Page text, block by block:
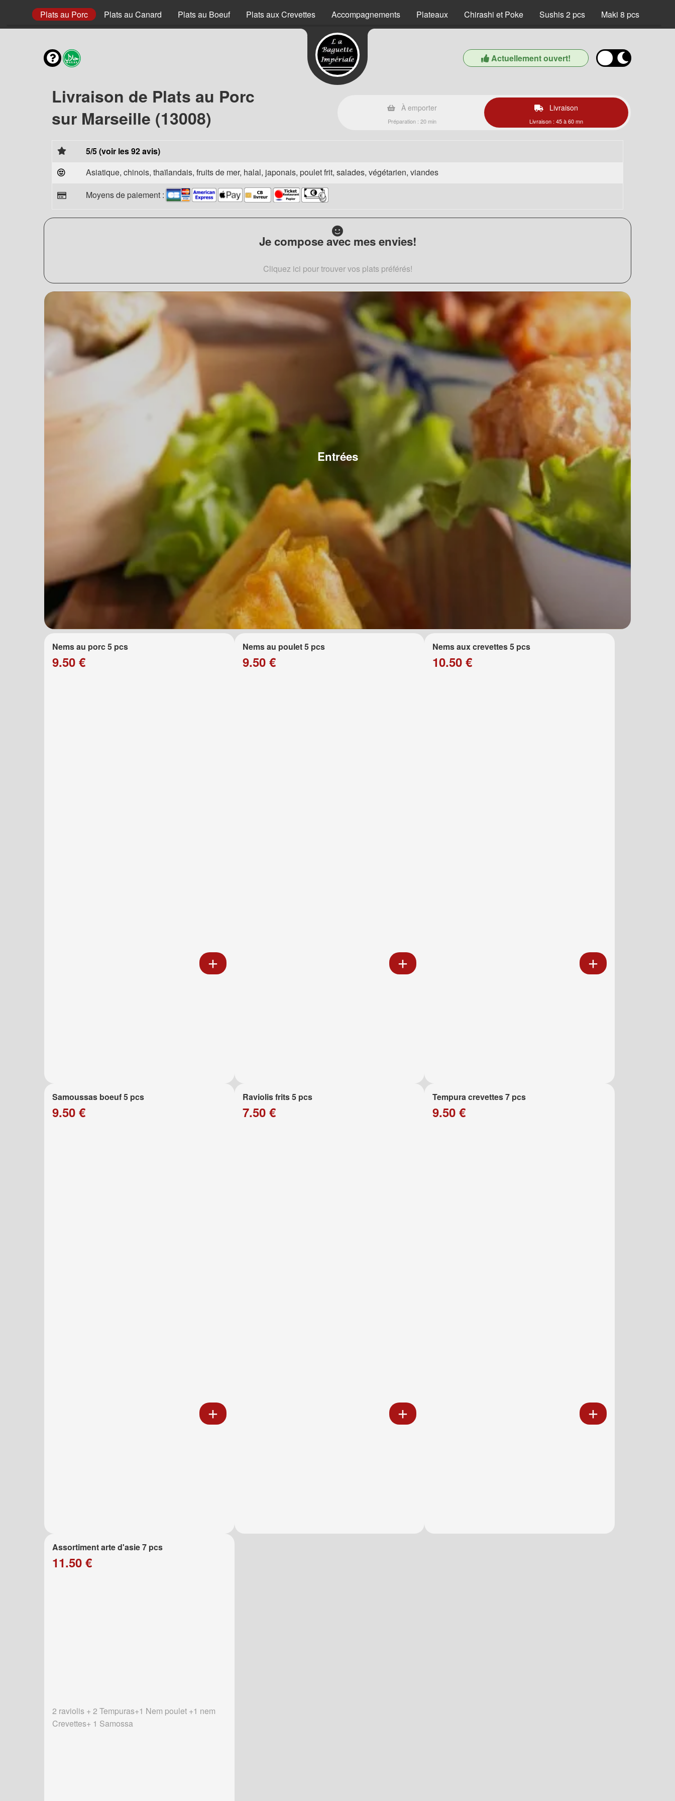
Plats au Porc Plats au Canard Plats au Boeuf Plats aux Crevettes Accompagnements Plateaux Chirashi et Poke Sushis 2 pcs Maki 8 pcs
Actuellement ouvert!
Livraison de Plats au Porc
sur Marseille (13008)
À emporter
Préparation : 20 min
Livraison
Livraison : 45 à 60 mn
5/5 (voir les 92 avis)
Asiatique, chinois, thaïlandais, fruits de mer, halal, japonais, poulet frit, salades, végétarien, viandes
Moyens de paiement :
Je compose avec mes envies!
Cliquez ici pour trouver vos plats préférés!
Entrées
Nems au porc 5 pcs
9.50 €
Nems au poulet 5 pcs
9.50 €
Nems aux crevettes 5 pcs
10.50 €
Samoussas boeuf 5 pcs
9.50 €
Raviolis frits 5 pcs
7.50 €
Tempura crevettes 7 pcs
9.50 €
Assortiment arte d'asie 7 pcs
11.50 €
2 raviolis + 2 Tempuras+1 Nem poulet +1 nem
Crevettes+ 1 Samossa